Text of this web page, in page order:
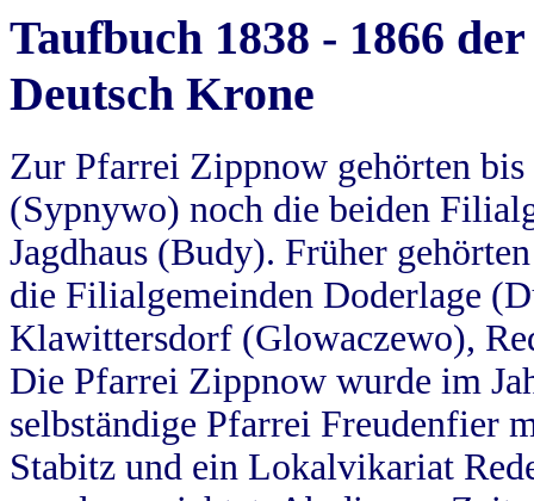
Taufbuch 1838 - 1866
Deutsch Krone
Zur Pfarrei Zippnow gehörten
(Sypnywo) noch die beiden
Jagdhaus (Budy). Früher
die Filialgemeinden Doderlage
Klawittersdorf (Glowaczewo),
Die Pfarrei Zippnow wurde im
selbständige Pfarrei Freudenfier
Stabitz und ein Lokalvikariat